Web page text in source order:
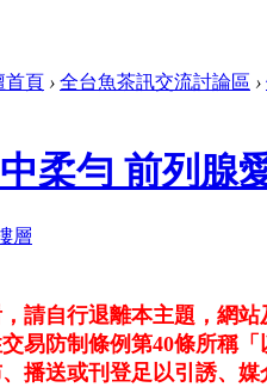
首頁 › 全台魚茶訊交流討論區 ›
柔勻 前列腺
請自行退離本主題，網
易防制條例第40條所稱
播送或刊登足以引誘、